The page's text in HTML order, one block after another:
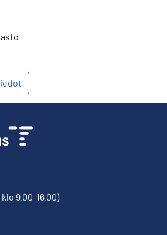
9.00-16.00)